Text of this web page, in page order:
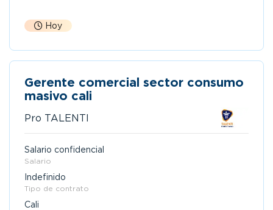
Hoy
Gerente comercial sector consumo
masivo cali
Pro TALENTI
Salario confidencial
Salario
Indefinido
Tipo de contrato
Cali